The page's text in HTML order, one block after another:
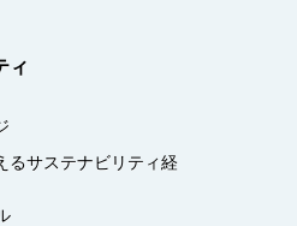
ィ
るサステナビリティ経